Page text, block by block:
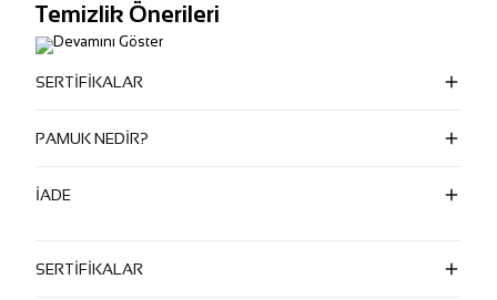
Temizlik Önerileri
Devamını Göster
SERTİFİKALAR
PAMUK NEDİR?
İADE
SERTİFİKALAR